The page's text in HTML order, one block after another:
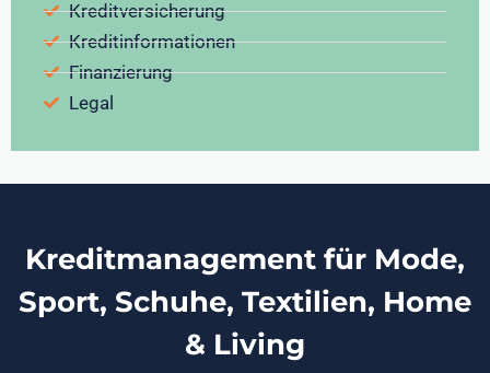
Kreditversicherung
Kreditinformationen
Finanzierung
Legal
Kreditmanagement für Mode,
Sport, Schuhe, Textilien, Home
& Living